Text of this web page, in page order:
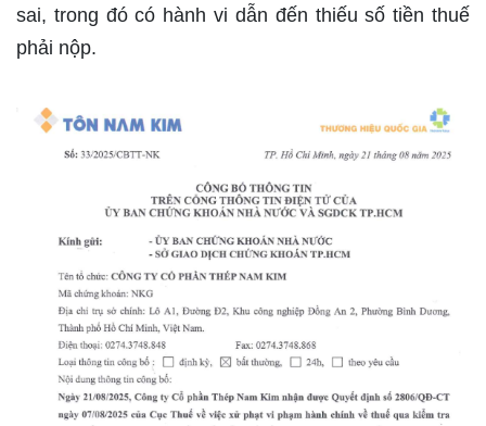
sai, trong đó có hành vi dẫn đến thiếu số tiền thuế
phải nộp.